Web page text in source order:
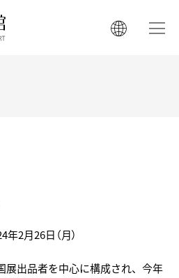
年2月26日（月）
出品者を中心に構成され、今年